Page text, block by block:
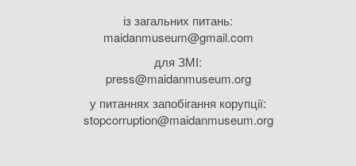
із загальних питань:
maidanmuseum@gmail.com
для ЗМІ:
press@maidanmuseum.org
у питаннях запобігання корупції:
stopcorruption@maidanmuseum.org